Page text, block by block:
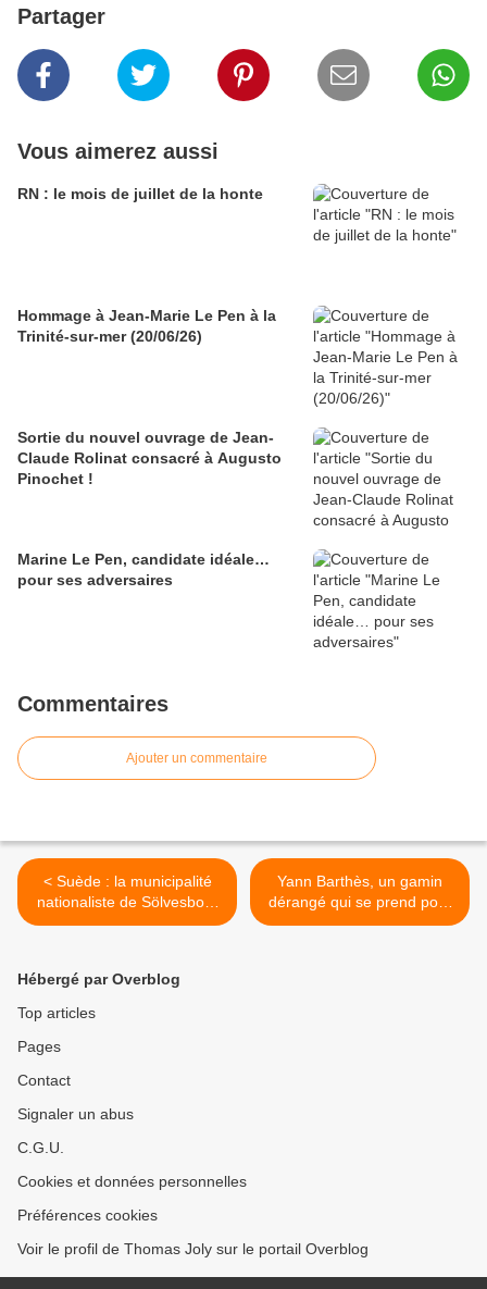
Partager
Vous aimerez aussi
RN : le mois de juillet de la honte
Hommage à Jean-Marie Le Pen à la
Trinité-sur-mer (20/06/26)
Sortie du nouvel ouvrage de Jean-
Claude Rolinat consacré à Augusto
Pinochet !
Marine Le Pen, candidate idéale…
pour ses adversaires
Commentaires
Ajouter un commentaire
< Suède : la municipalité
nationaliste de Sölvesborg
refuse les migrants et défie
Yann Barthès, un gamin
dérangé qui se prend pour
une fille et sa mère folle >
Hébergé par Overblog
Top articles
Pages
Contact
Signaler un abus
C.G.U.
Cookies et données personnelles
Préférences cookies
Voir le profil de Thomas Joly sur le portail Overblog